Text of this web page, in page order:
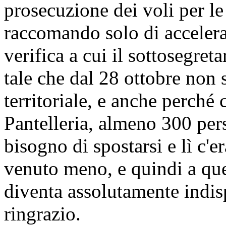
prosecuzione dei voli per
raccomando solo di
verifica a cui il
tale che dal 28 ottobre
territoriale, e anche perché
Pantelleria, almeno 300
bisogno di spostarsi e lì
venuto meno, e quindi a
diventa assolutamente
ringrazio.